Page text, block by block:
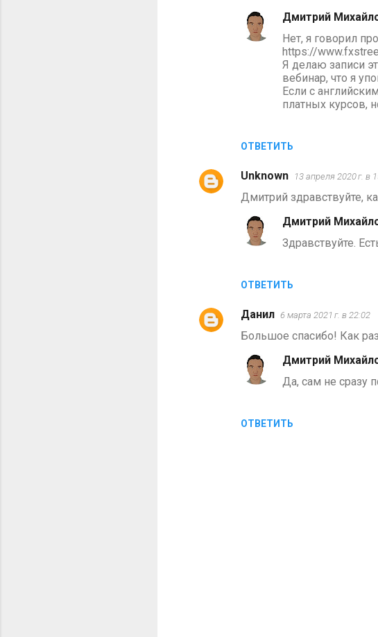
ОТВЕТИТЬ
Дмитрий
Нет, я говорил
https://
Я делаю записи
вебинар, что я
Если с
платных курсов,
Unknown 13 апреля 2020 г. в
Дмитрий здравствуйте,
ОТВЕТИТЬ
Дмитрий
Здравствуйте.
Данил 6 марта 2021 г. в 22:02
Большое спасибо! Как
ОТВЕТИТЬ
Дмитрий
Да, сам не сразу